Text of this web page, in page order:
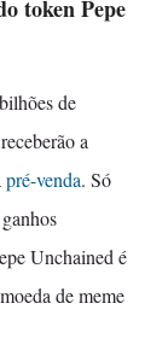
token Pepe
de
a
pré-venda. Só
Unchained é
de meme